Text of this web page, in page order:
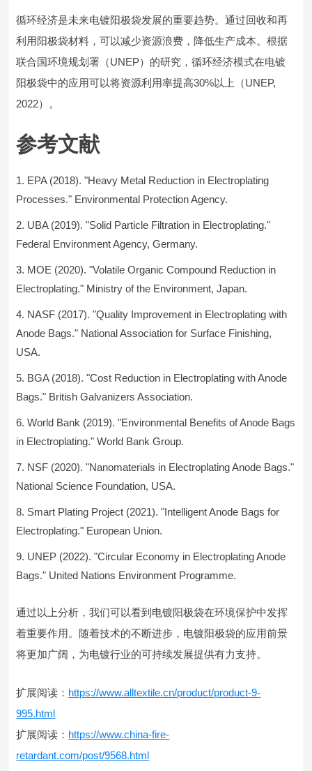
循环经济是未来电镀阳极袋发展的重要趋势。通过回收和再
利用阳极袋材料，可以减少资源浪费，降低生产成本。根据
联合国环境规划署（UNEP）的研究，循环经济模式在电镀
阳极袋中的应用可以将资源利用率提高30%以上（UNEP,
2022）。
参考文献
EPA (2018). "Heavy Metal Reduction in Electroplating
Processes." Environmental Protection Agency.
UBA (2019). "Solid Particle Filtration in Electroplating."
Federal Environment Agency, Germany.
MOE (2020). "Volatile Organic Compound Reduction in
Electroplating." Ministry of the Environment, Japan.
NASF (2017). "Quality Improvement in Electroplating with
Anode Bags." National Association for Surface Finishing,
USA.
BGA (2018). "Cost Reduction in Electroplating with Anode
Bags." British Galvanizers Association.
World Bank (2019). "Environmental Benefits of Anode Bags
in Electroplating." World Bank Group.
NSF (2020). "Nanomaterials in Electroplating Anode Bags."
National Science Foundation, USA.
Smart Plating Project (2021). "Intelligent Anode Bags for
Electroplating." European Union.
UNEP (2022). "Circular Economy in Electroplating Anode
Bags." United Nations Environment Programme.
通过以上分析，我们可以看到电镀阳极袋在环境保护中发挥
着重要作用。随着技术的不断进步，电镀阳极袋的应用前景
将更加广阔，为电镀行业的可持续发展提供有力支持。
扩展阅读： https://www.alltextile.cn/product/product-9-
995.html
扩展阅读： https://www.china-fire-
retardant.com/post/9568.html